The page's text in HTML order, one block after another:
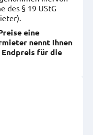
des § 19 UStG
eine
nennt Ihnen
für die